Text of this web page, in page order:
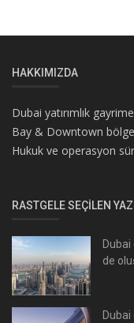
HAKKIMIZDA
Dubai yatırımlık
Bay & Downtown
Hukuk ve operasyon
RASTGELE SEÇILEN
de
Dubai